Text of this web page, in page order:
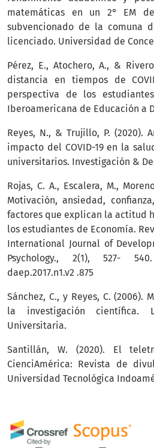
matemáticas en un 2° EM
subvencionado de la comuna
licenciado. Universidad de
Pérez, E., Atochero, A., &
distancia en tiempos de
perspectiva de los
Iberoamericana de Educación a
Reyes, N., & Trujillo, P. (2020).
impacto del COVID-19 en la
universitarios. Investigación &
Rojas, C. A., Escalera, M.,
Motivación, ansiedad,
factores que explican la actitud
los estudiantes de Economía.
International Journal of
Psychology., 2(1), 527-
daep.2017.n1.v2 .875
Sánchez, C., y Reyes, C. (2006).
la investigación científica.
Universitaria.
Santillán, W. (2020). El
CienciAmérica: Revista de
Universidad Tecnológica